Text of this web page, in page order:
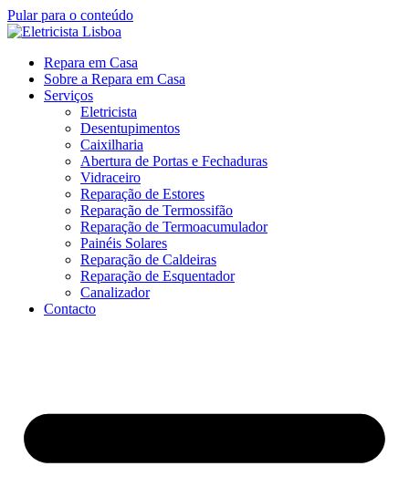
Pular para o conteúdo
Repara em Casa
Sobre a Repara em Casa
Serviços
Eletricista
Desentupimentos
Caixilharia
Abertura de Portas e Fechaduras
Vidraceiro
Reparação de Estores
Reparação de Termossifão
Reparação de Termoacumulador
Painéis Solares
Reparação de Caldeiras
Reparação de Esquentador
Canalizador
Contacto